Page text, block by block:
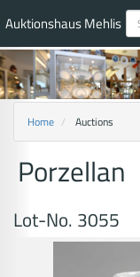
Auktionshaus Mehlis
Home Auctions
Porzellan
Lot-No. 3055